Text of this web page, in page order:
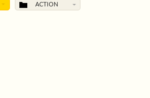
ACTION